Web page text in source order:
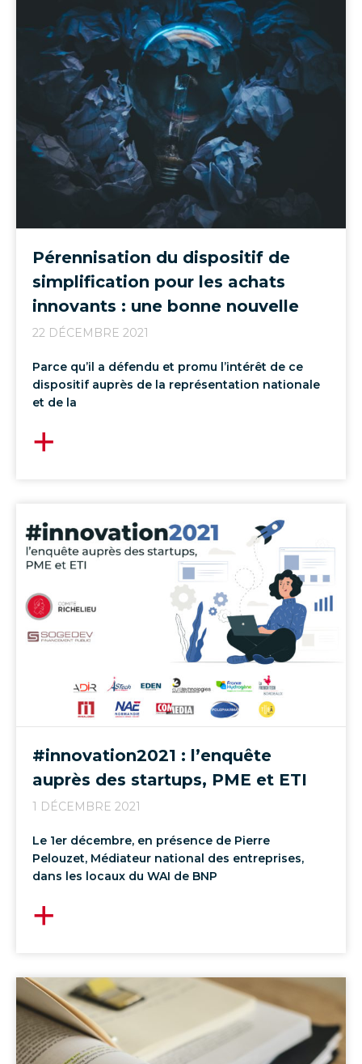
Pérennisation du dispositif de
simplification pour les achats
innovants : une bonne nouvelle
22 DÉCEMBRE 2021
Parce qu’il a défendu et promu l’intérêt de ce
dispositif auprès de la représentation nationale
et de la
#innovation2021 : l’enquête
auprès des startups, PME et ETI
1 DÉCEMBRE 2021
Le 1er décembre, en présence de Pierre
Pelouzet, Médiateur national des entreprises,
dans les locaux du WAI de BNP